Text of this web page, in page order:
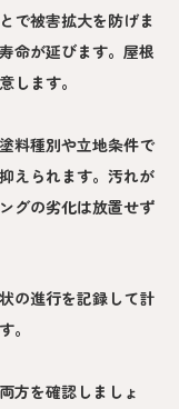
で被害拡大を防げま
命が延びます。屋根
します。
料種別や立地条件で
えられます。汚れが
グの劣化は放置せず
の進行を記録して計
。
方を確認しましょ